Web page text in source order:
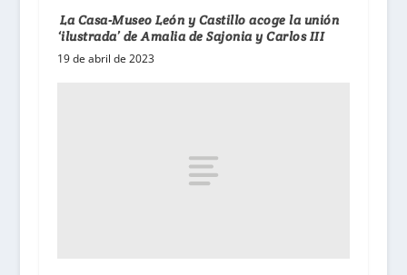
La Casa-Museo León y Castillo acoge la unión
‘ilustrada’ de Amalia de Sajonia y Carlos III
19 de abril de 2023